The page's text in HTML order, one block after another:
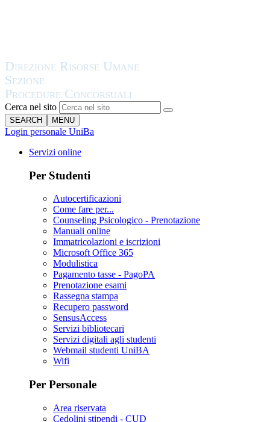
Cerca nel sito
SEARCH MENU
Login personale UniBa
Servizi online
Per Studenti
Autocertificazioni
Come fare per...
Counseling Psicologico - Prenotazione
Manuali online
Immatricolazioni e iscrizioni
Microsoft Office 365
Modulistica
Pagamento tasse - PagoPA
Prenotazione esami
Rassegna stampa
Recupero password
SensusAccess
Servizi bibliotecari
Servizi digitali agli studenti
Webmail studenti UniBA
Wifi
Per Personale
Area riservata
Cedolini stipendi - CUD